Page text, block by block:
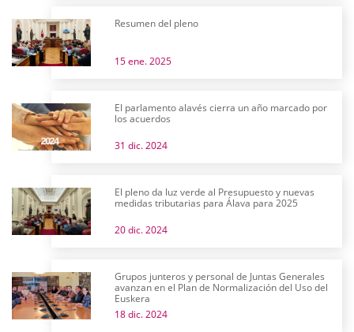
Resumen del pleno
15 ene. 2025
El parlamento alavés cierra un año marcado por
los acuerdos
31 dic. 2024
El pleno da luz verde al Presupuesto y nuevas
medidas tributarias para Álava para 2025
20 dic. 2024
Grupos junteros y personal de Juntas Generales
avanzan en el Plan de Normalización del Uso del
Euskera
18 dic. 2024